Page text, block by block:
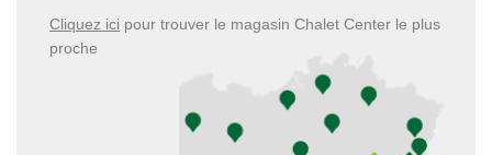
Cliquez ici pour trouver le magasin Chalet Center le plus
proche